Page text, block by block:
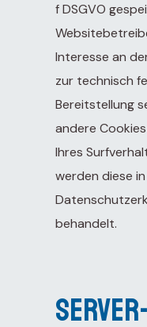
f DSGVO
Interesse an
zur technisch
Bereitstellung
andere
Ihres
werden diese
behandelt.